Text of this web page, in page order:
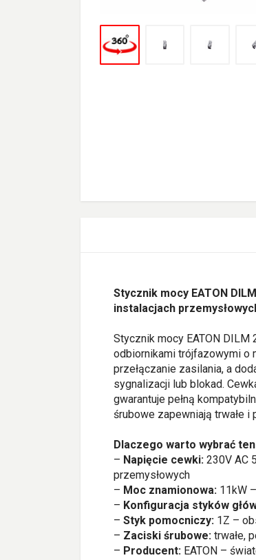
Stycznik mocy EATON
instalacjach
Stycznik mocy EATON
odbiornikami trójfazowymi o
przełączanie zasilania, a
sygnalizacji lub blokad.
gwarantuje pełną
śrubowe zapewniają trwałe i
Dlaczego warto wybrać
– Napięcie cewki: 230V AC
przemysłowych
– Moc znamionowa: 11kW
– Konfiguracja styków
– Styk pomocniczy: 1Z –
– Zaciski śrubowe: trwałe,
– Producent: EATON –